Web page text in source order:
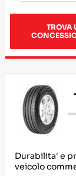
TROVA
Durabilita' e
veicolo